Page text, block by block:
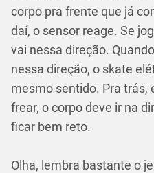
corpo pra frente que já
daí, o sensor reage. Se
vai nessa direção.
nessa direção, o skate
mesmo sentido. Pra trás,
frear, o corpo deve ir na
ficar bem reto.
Olha, lembra bastante o